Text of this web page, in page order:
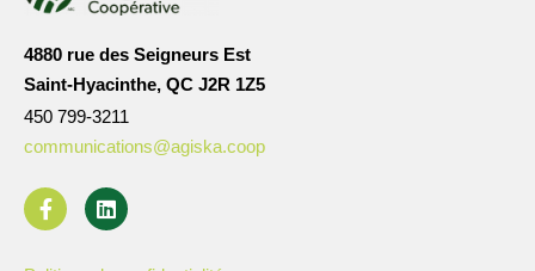
4880 rue des Seigneurs Est
Saint-Hyacinthe, QC J2R 1Z5
450 799-3211
communications@agiska.coop